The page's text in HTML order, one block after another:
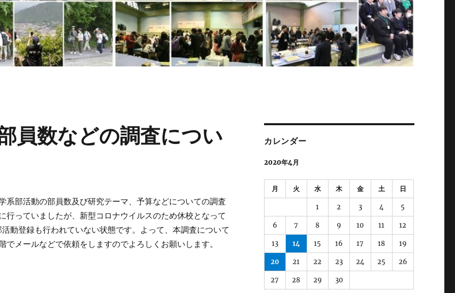
員数などの調査につい
系部活動の部員数及び研究テーマ、予算などについての調査
行っていましたが、新型コロナウイルスのため休校となって
動登録も行われていない状態です。よって、本調査について
でメールなどで依頼をしますのでよろしくお願いします。
カレンダー
2020年4月
月 火 水 木 金 土 日
1 2 3 4 5
6 7 8 9 10 11 12
13 14 15 16 17 18 19
20 21 22 23 24 25 26
27 28 29 30